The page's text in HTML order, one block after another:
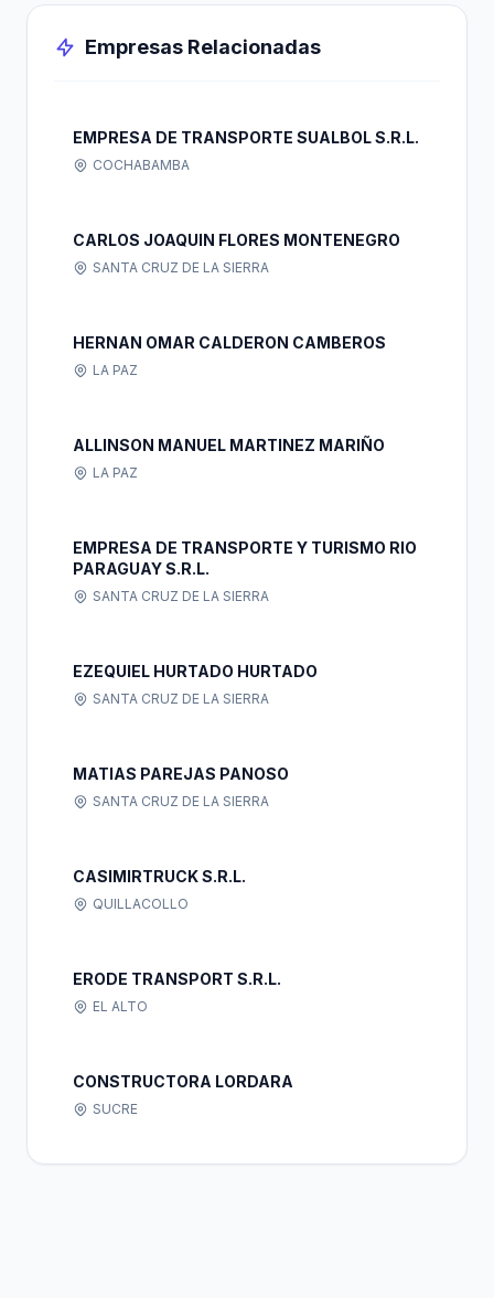
Empresas Relacionadas
EMPRESA DE TRANSPORTE SUALBOL S.R.L.
COCHABAMBA
CARLOS JOAQUIN FLORES MONTENEGRO
SANTA CRUZ DE LA SIERRA
HERNAN OMAR CALDERON CAMBEROS
LA PAZ
ALLINSON MANUEL MARTINEZ MARIÑO
LA PAZ
EMPRESA DE TRANSPORTE Y TURISMO RIO
PARAGUAY S.R.L.
SANTA CRUZ DE LA SIERRA
EZEQUIEL HURTADO HURTADO
SANTA CRUZ DE LA SIERRA
MATIAS PAREJAS PANOSO
SANTA CRUZ DE LA SIERRA
CASIMIRTRUCK S.R.L.
QUILLACOLLO
ERODE TRANSPORT S.R.L.
EL ALTO
CONSTRUCTORA LORDARA
SUCRE